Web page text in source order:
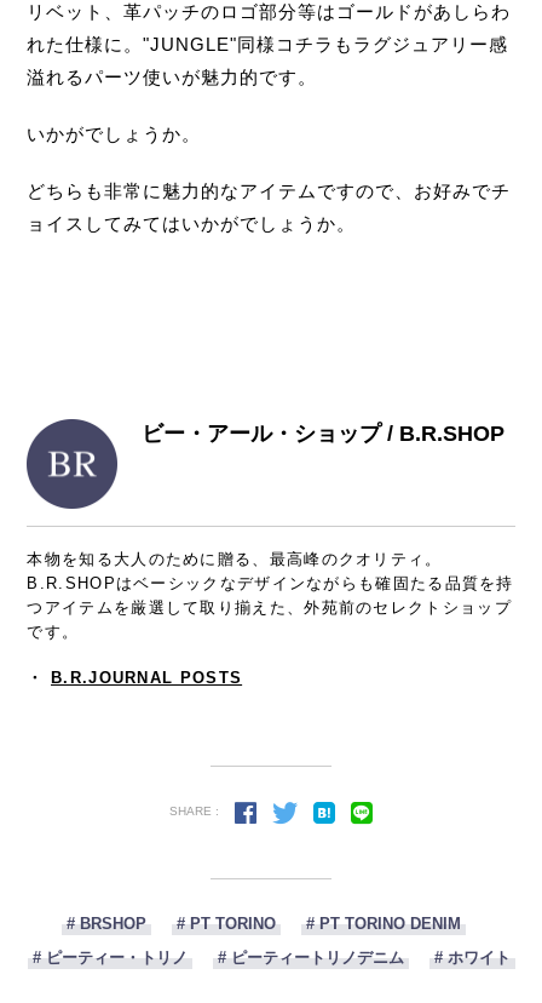
リベット、革パッチのロゴ部分等はゴールドがあしらわ
れた仕様に。"JUNGLE"同様コチラもラグジュアリー感
溢れるパーツ使いが魅力的です。
いかがでしょうか。
どちらも非常に魅力的なアイテムですので、お好みでチ
ョイスしてみてはいかがでしょうか。
ビー・アール・ショップ / B.R.SHOP
本物を知る大人のために贈る、最高峰のクオリティ。
B.R.SHOPはベーシックなデザインながらも確固たる品質を持
つアイテムを厳選して取り揃えた、外苑前のセレクトショップ
です。
・B.R.JOURNAL POSTS
SHARE :
# BRSHOP # PT TORINO
# PT TORINO DENIM
# ピーティー・トリノ
# ピーティートリノデニム # ホワイト